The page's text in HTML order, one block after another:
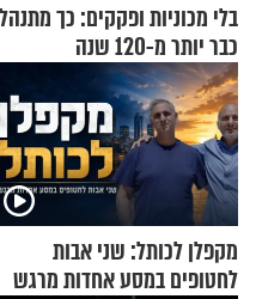
בלי מכוניות ופקקים: כך
כבר יותר מ-120 שנה
מקפלן לכותל: שני אבות
לחטופים במסע אחדות מרגש